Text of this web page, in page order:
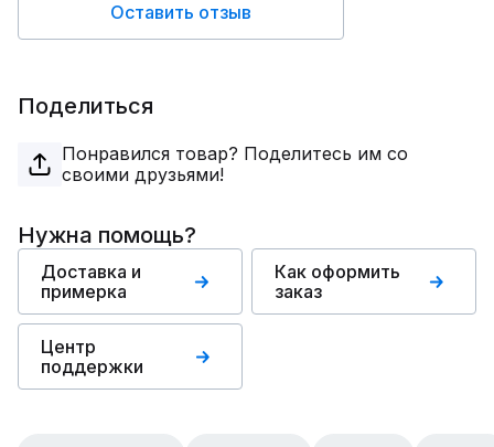
Оставить отзыв
Поделиться
Понравился товар? Поделитесь им со
своими друзьями!
Нужна помощь?
Доставка и
примерка
Как оформить
заказ
Центр
поддержки